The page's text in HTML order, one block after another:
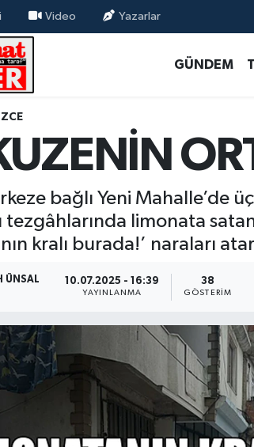
Video Yazarlar
GÜNDEM
bağlı Yeni Mahalle’de
tezgâhlarında limonata
kralı burada!’ naraları
ÜNSAL 10.07.2025 - 16:39
YAYINLANMA
38
GÖSTERIM
ve Fikstür